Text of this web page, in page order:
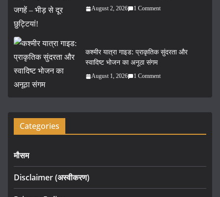
August 2, 2026 1 Comment
कश्मीर यात्रा गाइड: प्राकृतिक सुंदरता और
स्वादिष्ट भोजन का अनूठा संगम
August 1, 2026 1 Comment
Categories
मौसम
Disclaimer (अस्वीकरण)